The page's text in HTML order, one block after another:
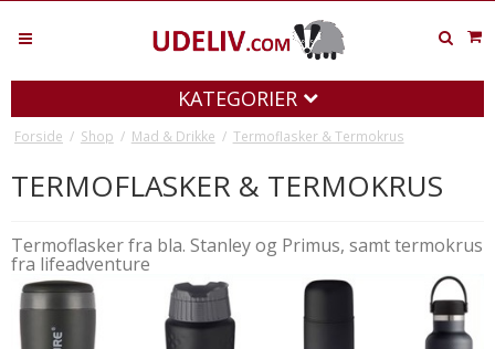
KATEGORIER
Forside / Shop / Mad & Drikke / Termoflasker & Termokrus
TERMOFLASKER & TERMOKRUS
Termoflasker fra bla. Stanley og Primus, samt termokrus
fra lifeadventure